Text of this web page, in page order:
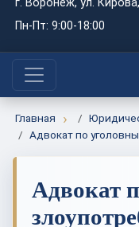
г. Воронеж, ул.
Пн-Пт: 9:00-18:00
Главная
Адвокат по
Адвокат